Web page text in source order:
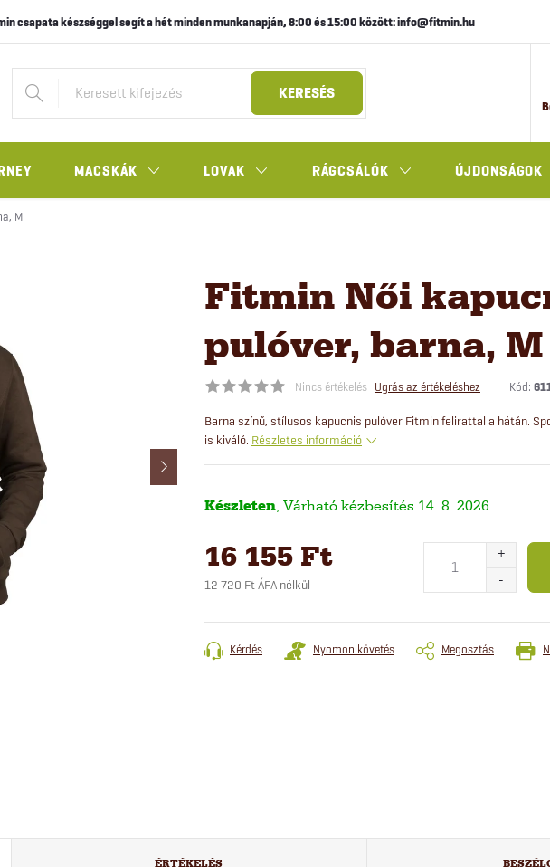
csapata készséggel segít a hét minden munkanapján, 8:00 és 15:00 között: info@fitmin.hu
KERESÉS
MACSKÁK LOVAK RÁGCSÁLÓK ÚJDONSÁGOK
M
Fitmin Női
pulóver, barna, M
Nincs értékelés Ugrás az értékeléshez Kód:
Barna színű, stílusos kapucnis pulóver Fitmin felirattal a hátán.
is kiváló. Részletes információ
Készleten 14. 8. 2026
16 155 Ft
12 720 Ft ÁFA nélkül
Kérdés Nyomon követés Megosztás
ÉRTÉKELÉS